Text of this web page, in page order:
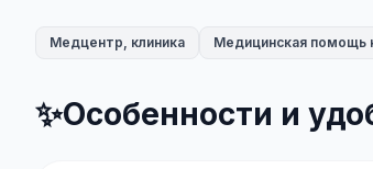
Медцентр, клиника Медицинская помощь
✨Особенности и